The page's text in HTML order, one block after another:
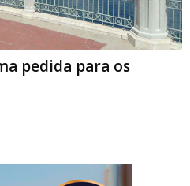
pedida para os